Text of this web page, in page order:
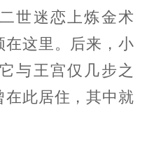
世迷恋上炼金术
在这里。后来，小
与王宫仅几步之
在此居住，其中就